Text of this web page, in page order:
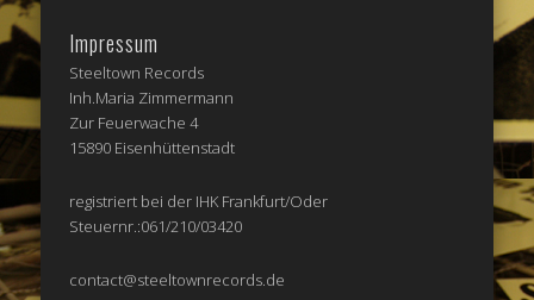
Impressum
Steeltown Records
Inh.Maria Zimmermann
Zur Feuerwache 4
15890 Eisenhüttenstadt
registriert bei der IHK Frankfurt/Oder
Steuernr.:061/210/03420
contact@steeltownrecords.de